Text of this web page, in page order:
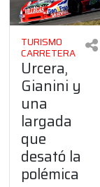
TURISMO
CARRETERA
Urcera,
Gianini y
una
largada
que
desató la
polémica